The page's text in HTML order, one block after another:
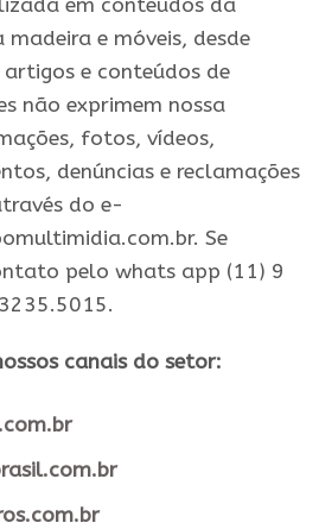
e móveis, desde
e conteúdos de
não exprimem nossa
fotos, vídeos,
denúncias e reclamações
do e-
Se
pelo whats app (11) 9
canais do setor: